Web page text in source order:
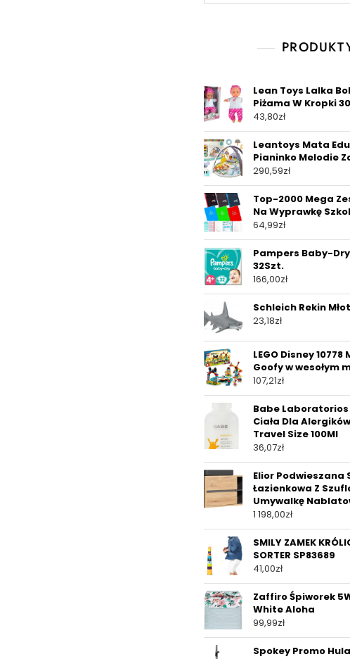
Lean Toys Lalka
Piżama W Kropki
43,80zł
Leantoys Mata
Pianinko Melodie
290,59zł
Top-2000 Mega
Na Wyprawkę
64,99zł
Pampers Baby-
32Szt.
166,00zł
Schleich Rekin
23,18zł
LEGO Disney 10778
Goofy w wesołym
107,21zł
Babe Laboratorios
Ciała Dla
Travel Size 100Ml
36,07zł
Elior Podwieszana
Łazienkowa Z
Umywalkę
1 198,00zł
SMILY ZAMEK
SORTER SP83689
41,00zł
Zaffiro Śpiworek
White Aloha
99,99zł
Spokey Promo